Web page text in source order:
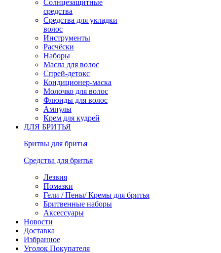
Солнцезащитные
средства
Средства для укладки
волос
Инструменты
Расчёски
Наборы
Масла для волос
Спрей-детокс
Кондиционер-маска
Молочко для волос
Флюиды для волос
Ампулы
Крем для кудрей
ДЛЯ БРИТЬЯ
Бритвы для бритья
Средства для бритья
Лезвия
Помазки
Гели / Пены/ Кремы для бритья
Бритвенные наборы
Аксессуары
Новости
Доставка
Избранное
Уголок Покупателя